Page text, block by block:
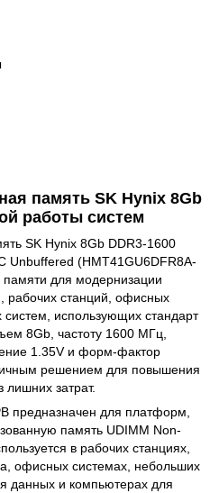
память SK Hynix 8Gb
работы систем
SK Hynix 8Gb DDR3-1600
Unbuffered (HMT41GU6DFR8A-
для модернизации
рабочих станций, офисных
использующих стандарт
8Gb, частоту 1600 МГц,
1.35V и форм-фактор
решением для повышения
лишних затрат.
предназначен для платформ,
память UDIMM Non-
в рабочих станциях,
офисных системах, небольших
данных и компьютерах для